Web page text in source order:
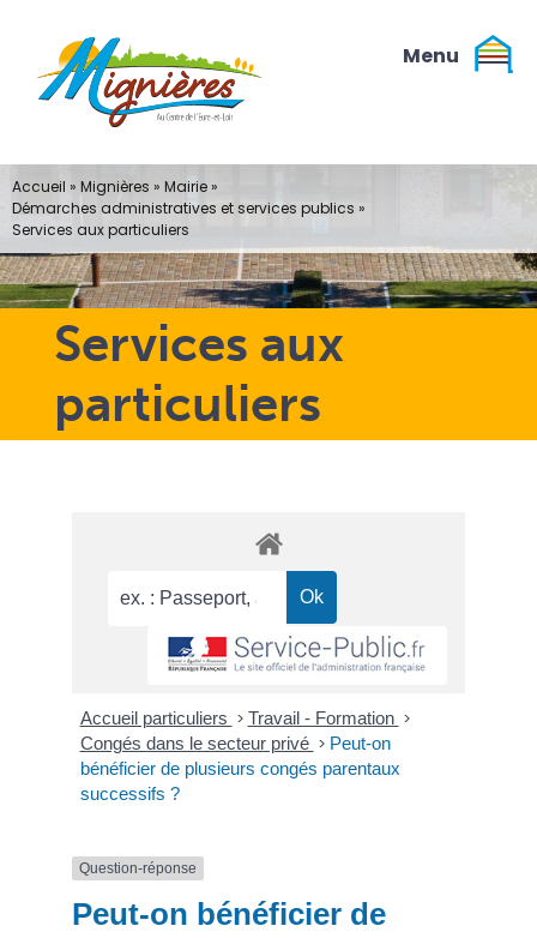
contenu
Services aux
particuliers
Accueil » Mignières » Mairie»
Démarches administratives et services publics »
Services aux particuliers
Accueil particuliers > Travail - Formation >
Congés dans le secteur privé > Peut-on
bénéficier de plusieurs congés parentaux
successifs ?
Question-réponse
Peut-on bénéficier de